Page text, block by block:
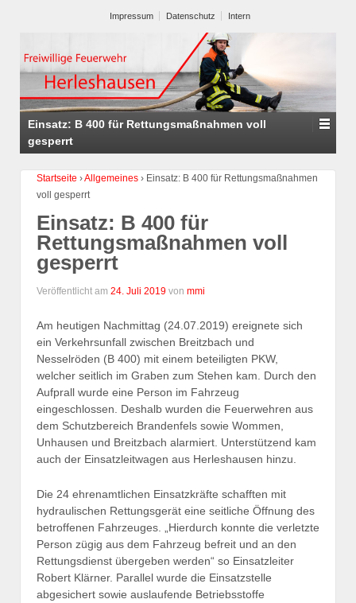
Impressum Datenschutz Intern
Einsatz: B 400 für Rettungsmaßnahmen voll
gesperrt
Startseite ›Allgemeines › Einsatz: B 400 für Rettungsmaßnahmen
voll gesperrt
Einsatz: B 400 für
Rettungsmaßnahmen voll
gesperrt
Veröffentlicht am 24. Juli 2019 von mmi
Am heutigen Nachmittag (24.07.2019) ereignete sich
ein Verkehrsunfall zwischen Breitzbach und
Nesselröden (B 400) mit einem beteiligten PKW,
welcher seitlich im Graben zum Stehen kam. Durch den
Aufprall wurde eine Person im Fahrzeug
eingeschlossen. Deshalb wurden die Feuerwehren aus
dem Schutzbereich Brandenfels sowie Wommen,
Unhausen und Breitzbach alarmiert. Unterstützend kam
auch der Einsatzleitwagen aus Herleshausen hinzu.
Die 24 ehrenamtlichen Einsatzkräfte schafften mit
hydraulischen Rettungsgerät eine seitliche Öffnung des
betroffenen Fahrzeuges. „Hierdurch konnte die verletzte
Person zügig aus dem Fahrzeug befreit und an den
Rettungsdienst übergeben werden“ so Einsatzleiter
Robert Klärner. Parallel wurde die Einsatzstelle
abgesichert sowie auslaufende Betriebsstoffe